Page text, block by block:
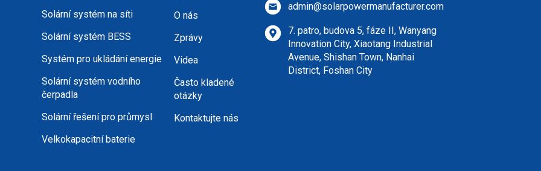
Solární systém na síti
Solární systém BESS
Systém pro ukládání energie
Solární systém vodního
čerpadla
Solární řešení pro průmysl
Velkokapacitní baterie
O nás
Zprávy
Videa
Často kladené
otázky
Kontaktujte nás
admin@solarpowermanufacturer.com
7. patro, budova 5, fáze II, Wanyang
Innovation City, Xiaotang Industrial
Avenue, Shishan Town, Nanhai
District, Foshan City